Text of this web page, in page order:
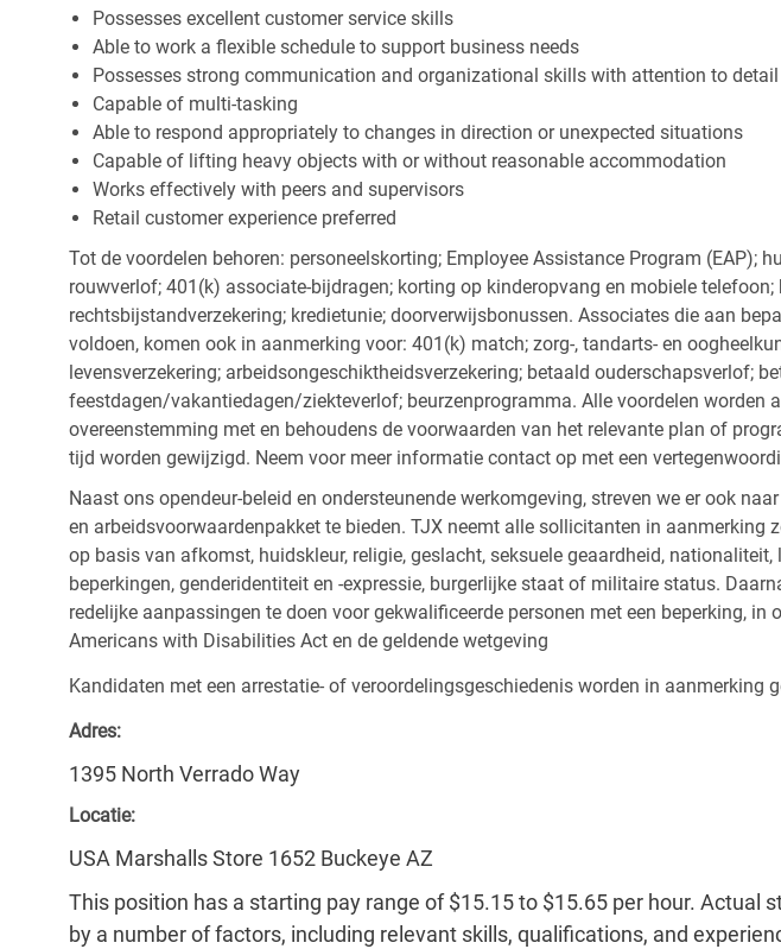
Possesses excellent customer service skills
Able to work a flexible schedule to support business needs
Possesses strong communication and organizational skills with attention to detail
Capable of multi-tasking
Able to respond appropriately to changes in direction or unexpected situations
Capable of lifting heavy objects with or without reasonable accommodation
Works effectively with peers and supervisors
Retail customer experience preferred
Tot de voordelen behoren: personeelskorting; Employee Assistance Program (EAP);
rouwverlof; 401(k) associate-bijdragen; korting op kinderopvang en mobiele telefoon;
rechtsbijstandverzekering; kredietunie; doorverwijsbonussen. Associates die aan
voldoen, komen ook in aanmerking voor: 401(k) match; zorg-, tandarts- en
levensverzekering; arbeidsongeschiktheidsverzekering; betaald ouderschapsverlof;
feestdagen/vakantiedagen/ziekteverlof; beurzenprogramma. Alle voordelen worden
overeenstemming met en behoudens de voorwaarden van het relevante plan of
tijd worden gewijzigd. Neem voor meer informatie contact op met een
Naast ons opendeur-beleid en ondersteunende werkomgeving, streven we er ook
en arbeidsvoorwaardenpakket te bieden. TJX neemt alle sollicitanten in aanmerking
op basis van afkomst, huidskleur, religie, geslacht, seksuele geaardheid,
beperkingen, genderidentiteit en -expressie, burgerlijke staat of militaire status.
redelijke aanpassingen te doen voor gekwalificeerde personen met een beperking, in
Americans with Disabilities Act en de geldende wetgeving
Kandidaten met een arrestatie- of veroordelingsgeschiedenis worden in aanmerking
Adres:
1395 North Verrado Way
Locatie:
USA Marshalls Store 1652 Buckeye AZ
This position has a starting pay range of $15.15 to $15.65 per hour. Actual
by a number of factors, including relevant skills, qualifications, and